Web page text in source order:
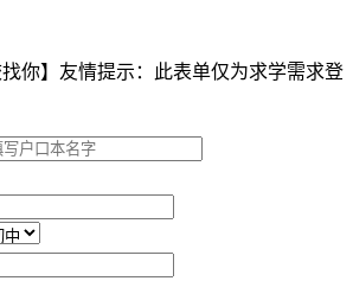
找你】友情提示：此表单仅为求学需求登